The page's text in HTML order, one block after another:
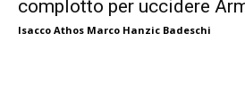
complotto per uccidere
Isacco Athos Marco Hanzic Badeschi